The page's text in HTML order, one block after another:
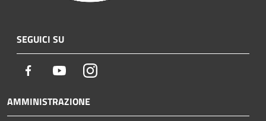
SEGUICI SU
Facebook YoutubeInstagram
AMMINISTRAZIONE